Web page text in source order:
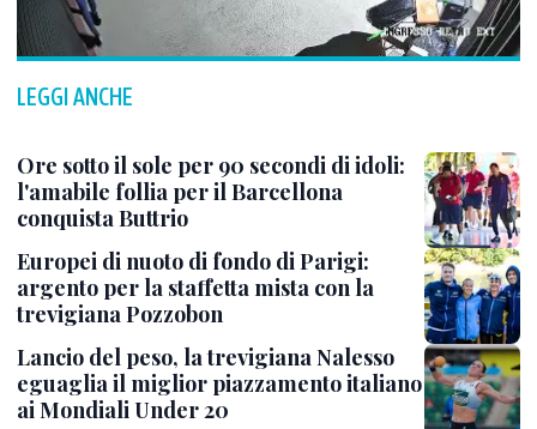
LEGGI ANCHE
Ore sotto il sole per 90 secondi di idoli:
l'amabile follia per il Barcellona
conquista Buttrio
Europei di nuoto di fondo di Parigi:
argento per la staffetta mista con la
trevigiana Pozzobon
Lancio del peso, la trevigiana Nalesso
eguaglia il miglior piazzamento italiano
ai Mondiali Under 20